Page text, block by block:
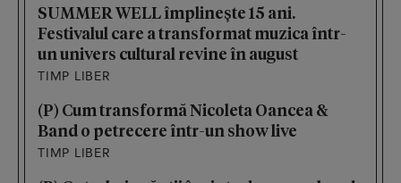
SUMMER WELL împlinește 15 ani.
Festivalul care a transformat muzica într-
un univers cultural revine în august
TIMP LIBER
(P) Cum transformă Nicoleta Oancea &
Band o petrecere într-un show live
TIMP LIBER